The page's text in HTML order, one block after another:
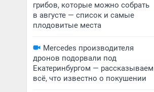
грибов, которые можно собрать
в августе — список и самые
плодовитые места
Mercedes производителя
дронов подорвали под
Екатеринбургом — рассказываем
всё, что известно о покушении